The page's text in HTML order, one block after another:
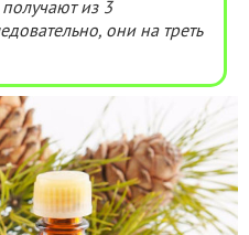
из 3
они на треть